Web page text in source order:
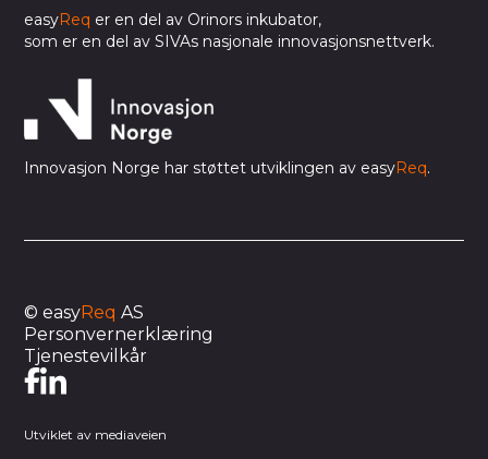
easyReq er en del av Orinors inkubator,
som er en del av SIVAs nasjonale innovasjonsnettverk.
Innovasjon Norge har støttet utviklingen av easyReq.
© easyReq AS
Personvernerklæring
Tjenestevilkår
Utviklet av mediaveien